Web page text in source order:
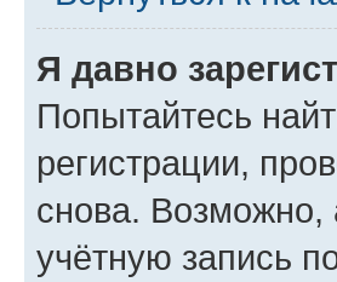
Я давно
Попытайтесь
регистрации,
снова. Возможно,
учётную запись